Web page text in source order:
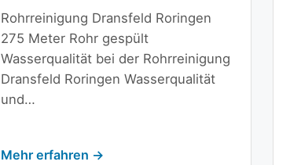
Rohrreinigung Dransfeld Roringen
275 Meter Rohr gespült
Wasserqualität bei der Rohrreinigung
Dransfeld Roringen Wasserqualität
und…
Mehr erfahren →